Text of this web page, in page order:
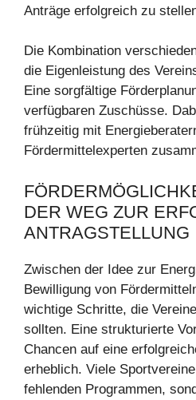
Anträge erfolgreich zu
Die Kombination
die Eigenleistung des
Eine sorgfältige
verfügbaren Zuschüsse.
frühzeitig mit
Fördermittelexperten
DER WEG ZUR
ANTRAGSTELLUNG
Zwischen der Idee zur
Bewilligung von
wichtige Schritte, die
sollten. Eine strukturierte
Chancen auf eine
erheblich. Viele
fehlenden Programmen,